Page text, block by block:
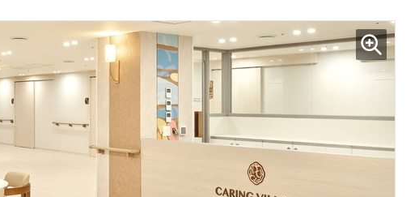
후 포착
9
[르포]아이들이 직접 첨단 전자현미
경 다루며 과학원리 체득...과학체험
응...KAIST, '카멜레온 AI 반도체' 개